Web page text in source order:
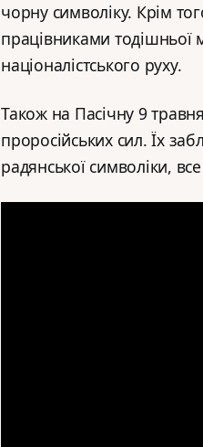
чорну символіку. Крім
працівниками тодішньої
націоналістського руху.
Також на Пасічну 9
проросійських сил. Їх
радянської символіки,